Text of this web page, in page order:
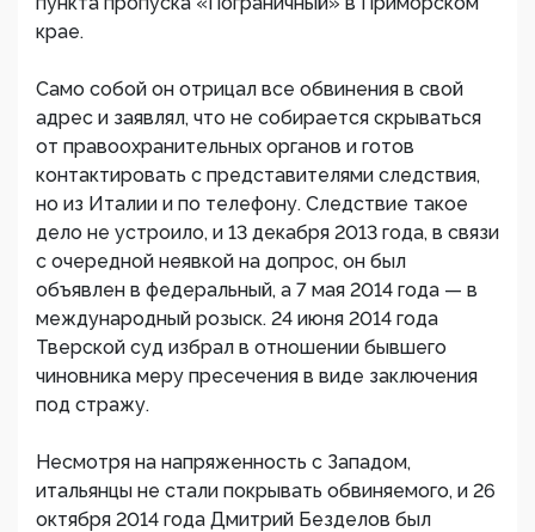
крае.
Само собой он отрицал все обвинения в свой
адрес и заявлял, что не собирается скрываться
от правоохранительных органов и готов
контактировать с представителями следствия,
но из Италии и по телефону. Следствие такое
дело не устроило, и 13 декабря 2013 года, в связи
с очередной неявкой на допрос, он был
объявлен в федеральный, а 7 мая 2014 года — в
международный розыск. 24 июня 2014 года
Тверской суд избрал в отношении бывшего
чиновника меру пресечения в виде заключения
под стражу.
Несмотря на напряженность с Западом,
итальянцы не стали покрывать обвиняемого, и 26
октября 2014 года Дмитрий Безделов был